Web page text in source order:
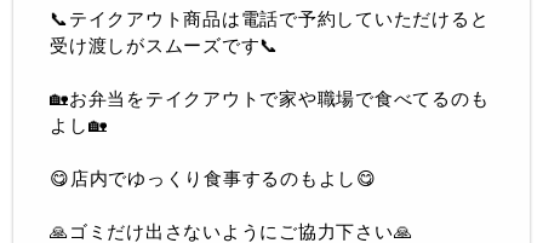
📞テイクアウト商品は電話で予約していただけると
受け渡しがスムーズです📞
🏡お弁当をテイクアウトで家や職場で食べてるのも
よし🏡
😋店内でゆっくり食事するのもよし😋
🙏ゴミだけ出さないようにご協力下さい🙏